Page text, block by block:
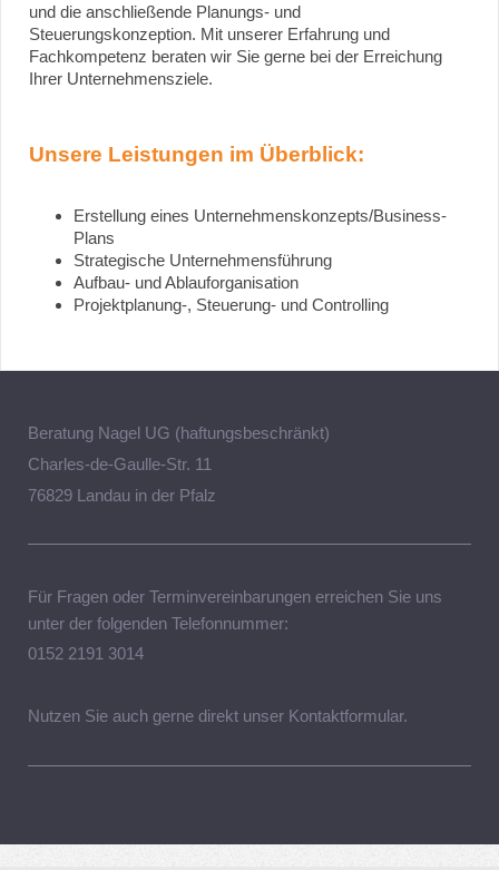
und die anschließende Planungs- und
Steuerungskonzeption. Mit unserer Erfahrung und
Fachkompetenz beraten wir Sie gerne bei der Erreichung
Ihrer Unternehmensziele.
Unsere Leistungen im Überblick:
Erstellung eines Unternehmenskonzepts/Business-
Plans
Strategische Unternehmensführung
Aufbau- und Ablauforganisation
Projektplanung-, Steuerung- und Controlling
Beratung Nagel UG (haftungsbeschränkt)
Charles-de-Gaulle-Str. 11
76829 Landau in der Pfalz
Für Fragen oder Terminvereinbarungen erreichen Sie uns
unter der folgenden Telefonnummer:
0152 2191 3014
Nutzen Sie auch gerne direkt unser Kontaktformular.